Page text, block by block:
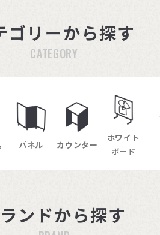
ゴリーから探す
CATEGORY
パネル カウンター
ホワイト
ボード
ンドから探す